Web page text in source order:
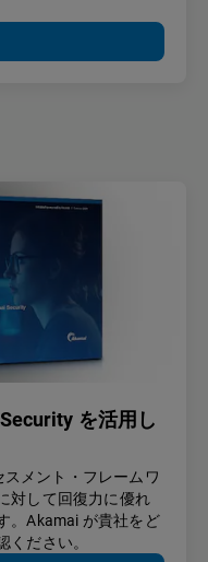
を活用し
メント・フレームワ
対して回復力に優れ
。Akamai が貴社をど
ください。